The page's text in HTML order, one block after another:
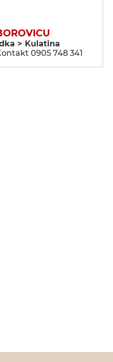
> Kulatina
0905 748 341